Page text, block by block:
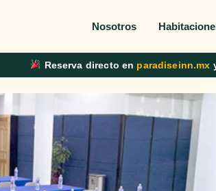
Nosotros
Reserva directo en paradiseinn.mx